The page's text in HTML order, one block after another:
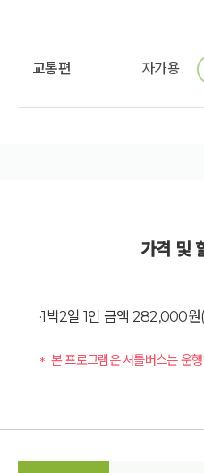
교통편 자가용
가격 및
·1박2일 1인 금액 282,000원
본 프로그램은 셔틀버스는 운